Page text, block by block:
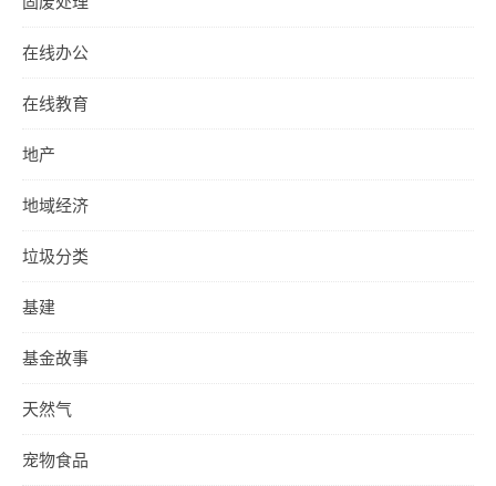
在线办公
在线教育
地产
地域经济
垃圾分类
基建
基金故事
天然气
宠物食品